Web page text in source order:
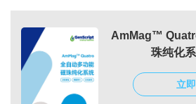
AmMag™
珠纯化
立